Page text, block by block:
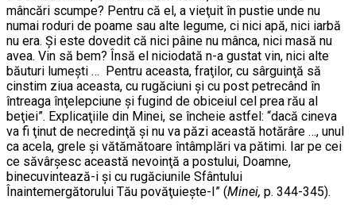
mâncări scumpe? Pentru că el, a vieţuit în pustie unde nu
numai roduri de poame sau alte legume, ci nici apă, nici iarbă
nu era. Şi este dovedit că nici pâine nu mânca, nici masă nu
avea. Vin să bem? Însă el niciodată n-a gustat vin, nici alte
băuturi lumeşti … Pentru aceasta, fraţilor, cu sârguinţă să
cinstim ziua aceasta, cu rugăciuni şi cu post petrecând în
întreaga înţelepciune şi fugind de obiceiul cel prea rău al
beţiei”. Explicaţiile din Minei, se încheie astfel: “dacă cineva
va fi ţinut de necredinţă şi nu va păzi această hotărâre …, unul
ca acela, grele şi vătămătoare întâmplări va pătimi. Iar pe cei
ce săvârşesc această nevoinţă a postului, Doamne,
binecuvintează-i şi cu rugăciunile Sfântului
Înaintemergătorului Tău povăţuieşte-I” (Minei, p. 344-345).